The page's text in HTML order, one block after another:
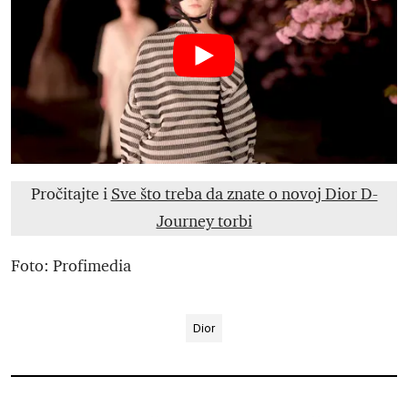
Pročitajte i Sve što treba da znate o novoj Dior D-
Journey torbi
Foto: Profimedia
Dior